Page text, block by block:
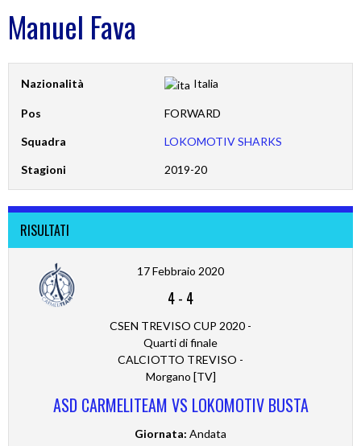
Manuel Fava
Nazionalità Italia
Pos FORWARD
Squadra LOKOMOTIV SHARKS
Stagioni 2019-20
RISULTATI
17 Febbraio 2020
4- 4
CSEN TREVISO CUP 2020 -
Quarti di finale
CALCIOTTO TREVISO -
Morgano [TV]
ASD CARMELITEAM VS LOKOMOTIV BUSTA
Giornata: Andata